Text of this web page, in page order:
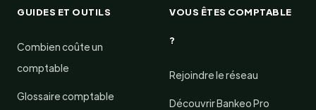
GUIDES ET OUTILS
Combien coûte un
comptable
Glossaire comptable
VOUS ÊTES COMPTABLE
?
Rejoindre le réseau
Découvrir Bankeo Pro